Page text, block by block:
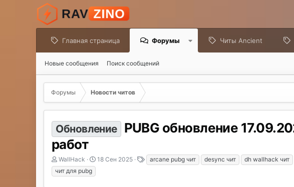
Главная страница Форумы Читы Ancient
Новые сообщения Поиск сообщений
Форумы Новости читов
Обновление
PUBG обновление
работ
А
в
т
WallHack
Д
18 Сен 2025
е
arcane pubg чит desync чит dh wallhack чит
чит для pubg